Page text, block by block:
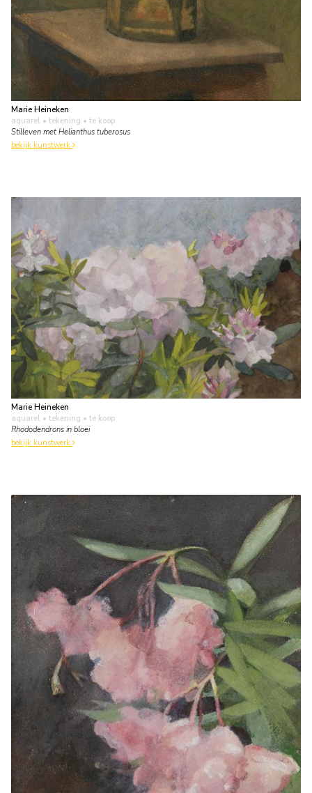
Marie Heineken
aquarel • tekening • te koop
Stilleven met Helianthus tuberosus
bekijk kunstwerk
Marie Heineken
aquarel • tekening • te koop
Rhododendrons in bloei
bekijk kunstwerk